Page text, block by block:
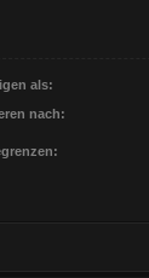
als:
nach: